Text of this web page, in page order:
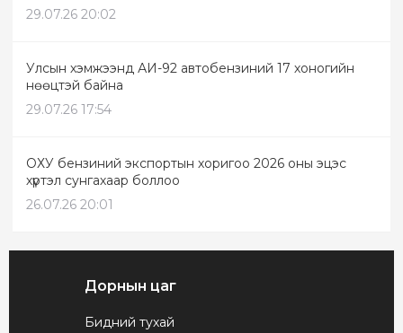
29.07.26 20:02
Улсын хэмжээнд АИ-92 автобензиний 17 хоногийн
нөөцтэй байна
29.07.26 17:54
ОХУ бензиний экспортын хоригоо 2026 оны эцэс
хүртэл сунгахаар боллоо
26.07.26 20:01
Дорнын цаг
Бидний тухай